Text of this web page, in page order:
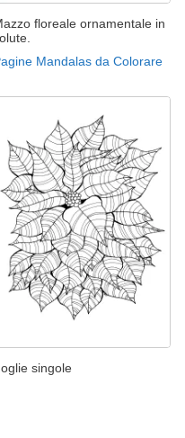
floreale ornamentale in
Mandalas da Colorare
singole